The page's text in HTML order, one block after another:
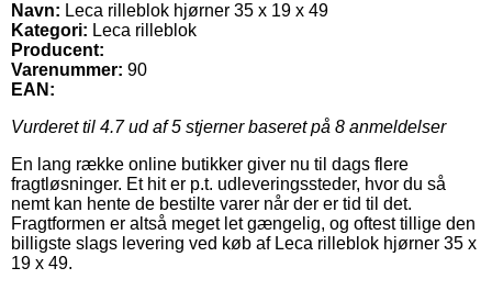
Navn: Leca rilleblok hjørner 35 x 19 x 49
Kategori: Leca rilleblok
Producent:
Varenummer: 90
EAN:
Vurderet til 4.7ud af 5 stjerner baseret på 8 anmeldelser
En lang række online butikker giver nu til dags flere
fragtløsninger. Et hit er p.t. udleveringssteder, hvor du så
nemt kan hente de bestilte varer når der er tid til det.
Fragtformen er altså meget let gængelig, og oftest tillige den
billigste slags levering ved køb af Leca rilleblok hjørner 35 x
19 x 49.